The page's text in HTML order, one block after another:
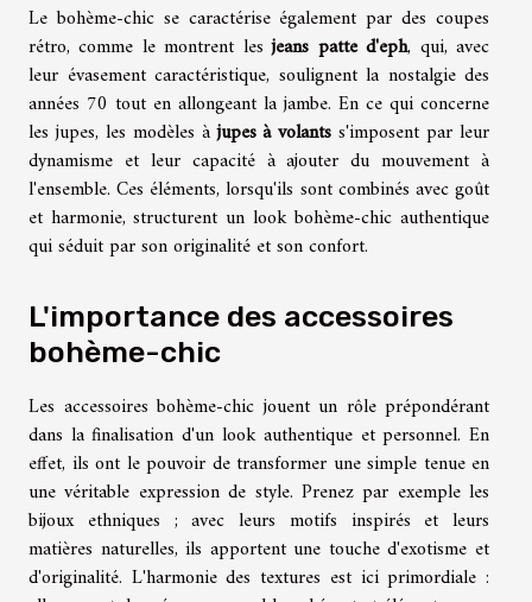
Le bohème-chic se caractérise également par des coupes
rétro, comme le montrent lesjeans patte d'eph, qui, avec
leur évasement caractéristique, soulignent la nostalgie des
années 70 tout en allongeant la jambe. En ce qui concerne
les jupes, les modèles àjupes à volants s'imposent par leur
dynamisme et leur capacité à ajouter du mouvement à
l'ensemble. Ces éléments, lorsqu'ils sont combinés avec goût
et harmonie, structurent un look bohème-chic authentique
qui séduit par son originalité et son confort.
L'importance des accessoires
bohème-chic
Les accessoires bohème-chic jouent un rôle prépondérant
dans la finalisation d'un look authentique et personnel. En
effet, ils ont le pouvoir de transformer une simple tenue en
une véritable expression de style. Prenez par exemple les
bijoux ethniques ; avec leurs motifs inspirés et leurs
matières naturelles, ils apportent une touche d'exotisme et
d'originalité. L'harmonie des textures est ici primordiale :